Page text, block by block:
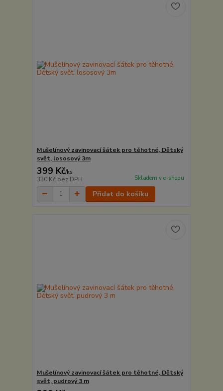
Mušelínový zavinovací šátek pro těhotné, Dětský
svět, lososový 3m
399 Kč/ks
330 Kč bez DPH Skladem v e-shopu
Přidat do košíku
Mušelínový zavinovací šátek pro těhotné, Dětský
svět, pudrový 3 m